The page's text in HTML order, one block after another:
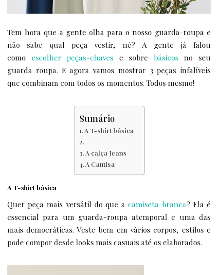
Tem hora que a gente olha para o nosso guarda-roupa e
não sabe qual peça vestir, né? A gente já falou
como escolher peças-chaves e sobre básicos no seu
guarda-roupa. E agora vamos mostrar 3 peças infalíveis
que combinam com todos os momentos. Todos mesmo!
Sumário
A T-shirt básica
A calça Jeans
A Camisa
A T-shirt básica
Quer peça mais versátil do que acamiseta branca? Ela é
essencial para um guarda-roupa atemporal e uma das
mais democráticas. Veste bem em vários corpos, estilos e
pode compor desde looks mais casuais até os elaborados.